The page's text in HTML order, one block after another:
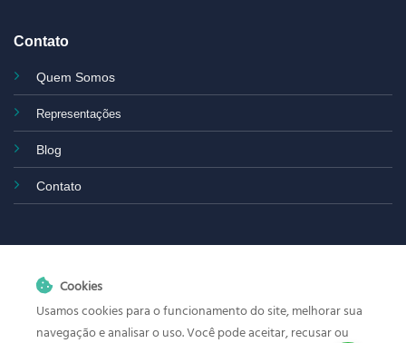
Contato
Quem Somos
Representações
Blog
Contato
Cookies
Usamos cookies para o funcionamento do site, melhorar sua
navegação e analisar o uso. Você pode aceitar, recusar ou